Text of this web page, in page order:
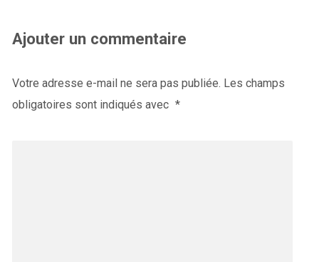
Ajouter un commentaire
Votre adresse e-mail ne sera pas publiée. Les champs
obligatoires sont indiqués avec *